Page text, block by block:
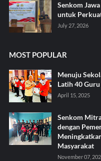
Senkom
untuk
July 27, 2026
MOST POPULAR
Menuju
Latih 40
April 15, 2025
Senkom
dengan
Masyarakat
November 07,